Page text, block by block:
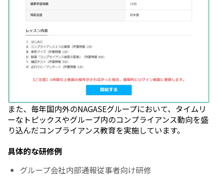
また、毎年国内外のNAGASEグループにおいて、タイムリ
ーなトピックスやグループ内のコンプライアンス動向を盛
り込んだコンプライアンス教育を実施しています。
具体的な研修例
グループ会社内部通報従事者向け研修